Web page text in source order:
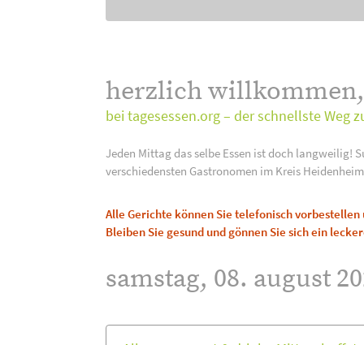
herzlich willkommen,
bei tagesessen.org – der schnellste Weg
Jeden Mittag das selbe Essen ist doch langweilig!
verschiedensten Gastronomen im Kreis
Alle Gerichte können Sie telefonisch
Bleiben Sie gesund und gönnen Sie sich ein
samstag, 08. august